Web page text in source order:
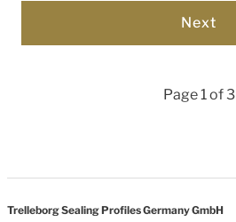
Page 1 of 3
Trelleborg Sealing Profiles Germany GmbH